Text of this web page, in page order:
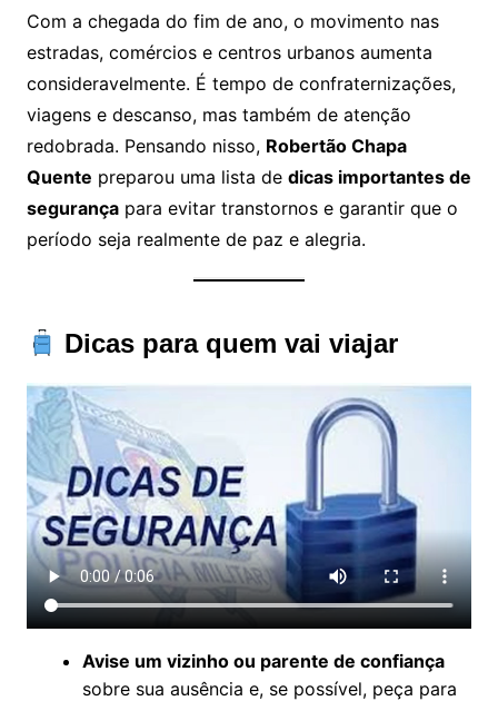
Com a chegada do fim de ano, o movimento nas
estradas, comércios e centros urbanos aumenta
consideravelmente. É tempo de confraternizações,
viagens e descanso, mas também de atenção
redobrada. Pensando nisso, Robertão Chapa
Quente preparou uma lista de dicas importantes de
segurançapara evitar transtornos e garantir que o
período seja realmente de paz e alegria.
Dicas para quem vai viajar
Avise um vizinho ou parente de confiança
sobre sua ausência e, se possível, peça para